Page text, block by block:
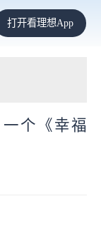
打开看理想App
个《幸福